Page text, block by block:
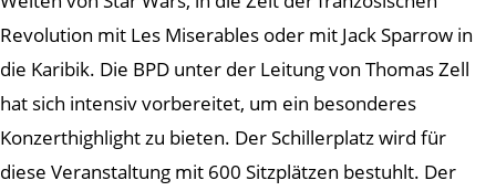
Revolution mit Les Miserables oder mit Jack Sparrow in
die Karibik. Die BPD unter der Leitung von Thomas Zell
hat sich intensiv vorbereitet, um ein besonderes
Konzerthighlight zu bieten. Der Schillerplatz wird für
diese Veranstaltung mit 600 Sitzplätzen bestuhlt. Der